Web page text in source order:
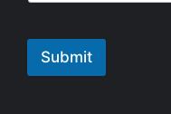
Submit